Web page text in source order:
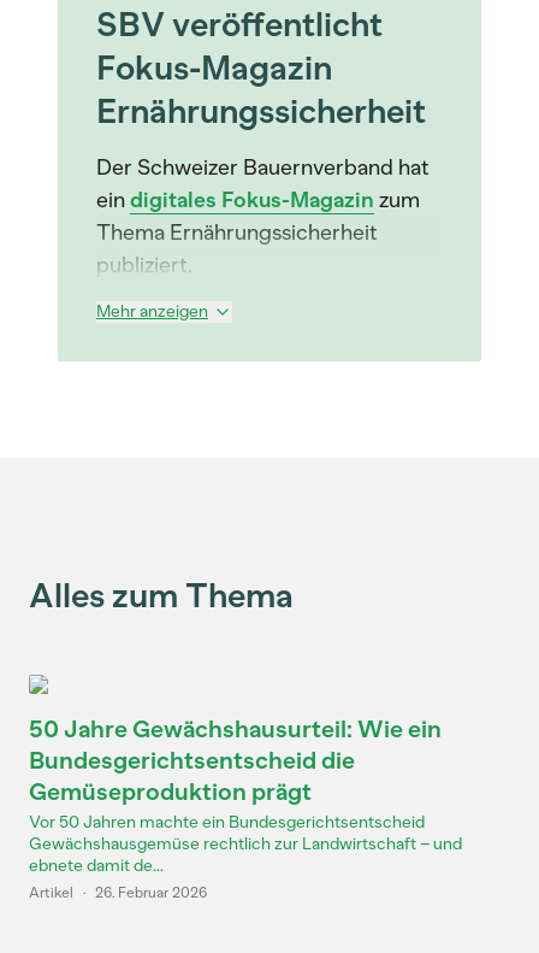
SBV veröffentlicht
Fokus-Magazin
Ernährungssicherheit
Der Schweizer Bauernverband hat
eindigitales Fokus-Magazin zum
Thema Ernährungssicherheit
publiziert.
Mehr anzeigen
Alles zum Thema
50 Jahre Gewächshausurteil: Wie ein
Bundesgerichtsentscheid die
Gemüseproduktion prägt
Vor 50 Jahren machte ein Bundesgerichtsentscheid
Gewächshausgemüse rechtlich zur Landwirtschaft – und
ebnete damit de...
Artikel · 26. Februar 2026